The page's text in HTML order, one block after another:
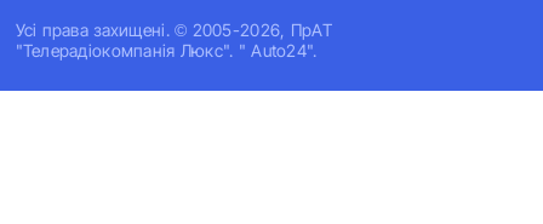
Усi права захищенi. © 2005-2026, ПрАТ
"Телерадіокомпанія Люкс". " Auto24".